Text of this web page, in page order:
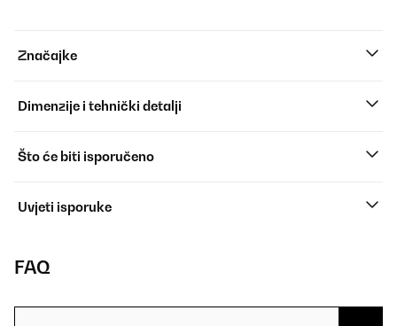
Značajke
Dimenzije i tehnički detalji
Što će biti isporučeno
Uvjeti isporuke
FAQ